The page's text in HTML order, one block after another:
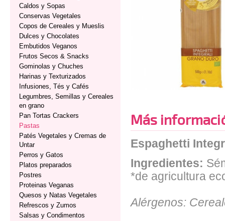
Caldos y Sopas
Conservas Vegetales
Copos de Cereales y Mueslis
Dulces y Chocolates
Embutidos Veganos
Frutos Secos & Snacks
Gominolas y Chuches
Harinas y Texturizados
Infusiones, Tés y Cafés
Legumbres, Semillas y Cereales
en grano
Pan Tortas Crackers
Pastas
Patés Vegetales y Cremas de
Untar
Perros y Gatos
Platos preparados
Postres
Proteinas Veganas
Quesos y Natas Vegetales
Refrescos y Zumos
Salsas y Condimentos
Más
Espaghetti
Ingredientes:
*de agricultura
Alérgenos: